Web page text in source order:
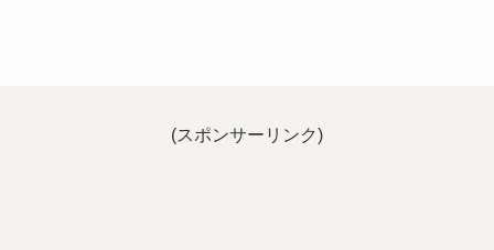
(スポンサーリンク)